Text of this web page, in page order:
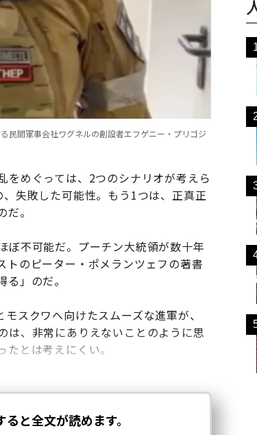
民間軍事会社ワグネルの創設者エフゲニー・プリゴジ
をめぐっては、2つのシナリオが考えら
失敗した可能性。もう1つは、正真正
。
ぼ不可能だ。プーチン大統領が数十年
トのピーター・ポメランツェフの著書
」のだ。
スクワへ向けたスムーズな進軍が、
は、非常にありえないことのように思
とは考えにくい。